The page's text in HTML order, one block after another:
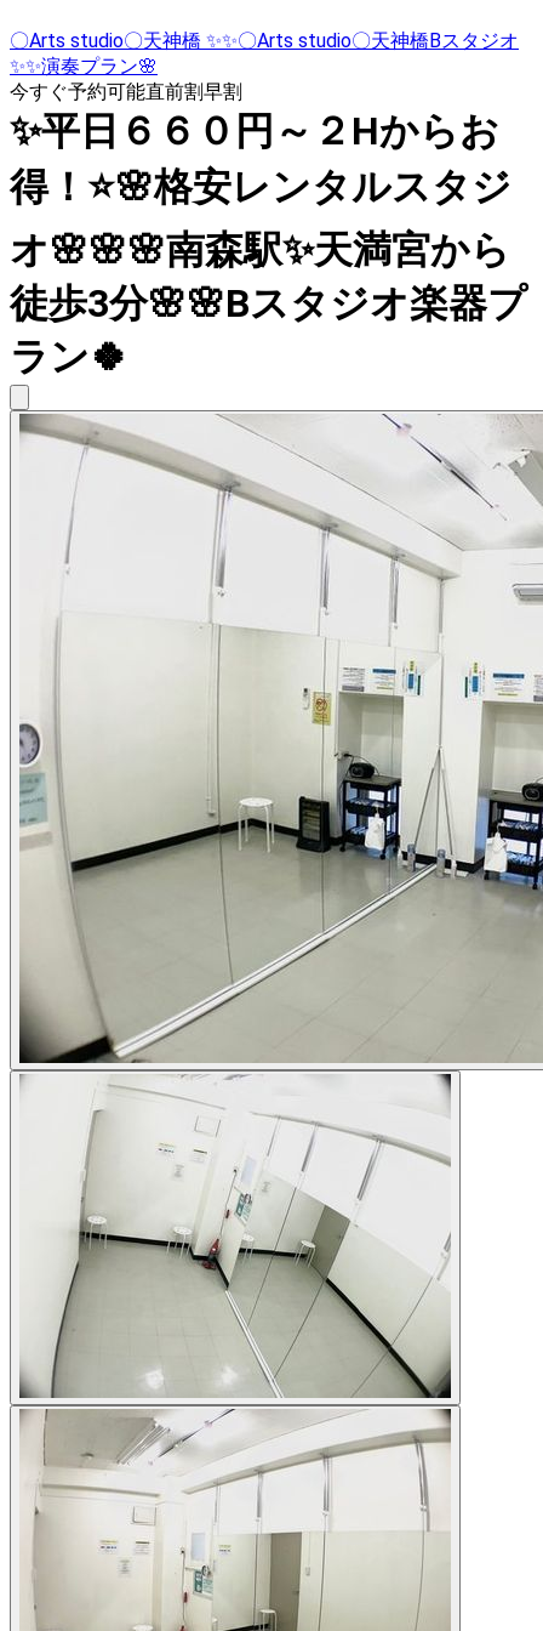
〇Arts studio〇天神橋 ✨✨〇Arts studio〇天神橋Bスタジオ
✨✨演奏プラン🌸
今すぐ予約可能直前割早割
✨平日６６０円～２Hからお
得！⭐🌸格安レンタルスタジ
オ🌸🌸🌸南森駅✨天満宮から
徒歩3分🌸🌸Bスタジオ楽器プ
ラン🍀